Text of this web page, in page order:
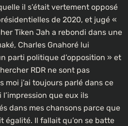
il s’était vertement opposé
de 2020, et jugé «
Tiken Jah a rebondi dans une
Charles Gnahoré lui
parti politique d’opposition » et
RDR ne sont pas
moi j’ai toujours parlé dans ce
l’impression que eux ils
dans mes chansons parce que
égalité. Il fallait qu’on se batte